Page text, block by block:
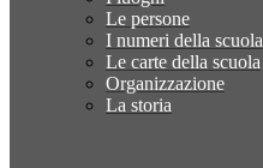
Le persone
I numeri della scuola
Le carte della scuola
Organizzazione
La storia